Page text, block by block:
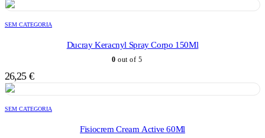
SEM CATEGORIA
Ducray Keracnyl Spray Corpo 150Ml
0 out of 5
26,25 €
SEM CATEGORIA
Fisiocrem Cream Active 60Ml